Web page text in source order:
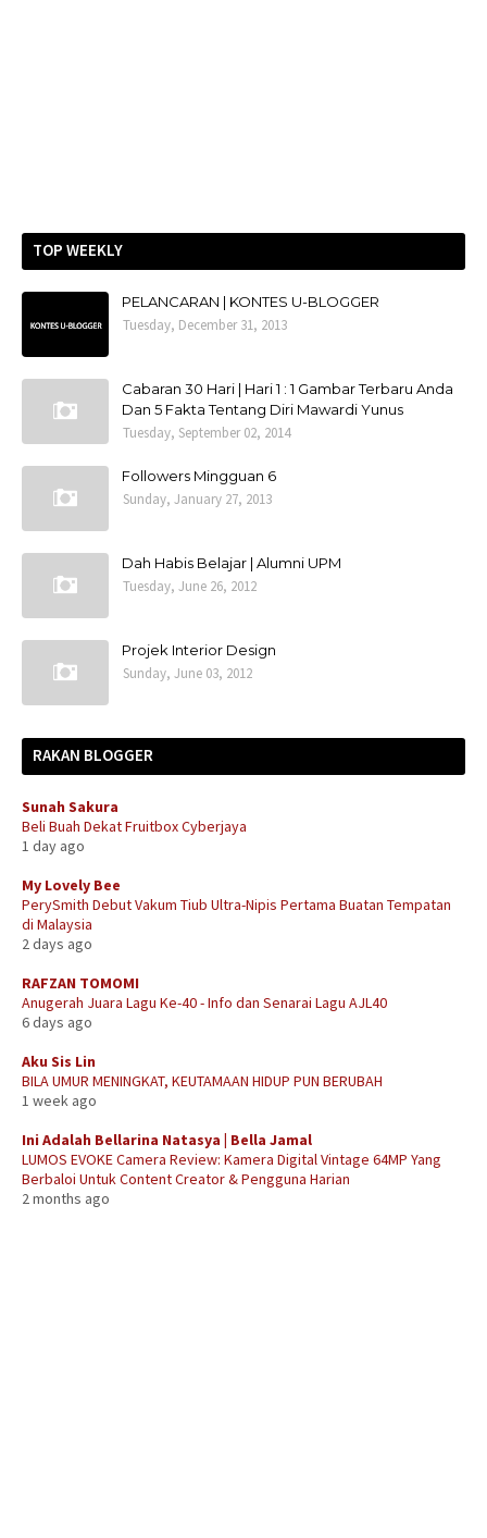
TOP WEEKLY
PELANCARAN | KONTES U-BLOGGER
Tuesday, December 31, 2013
Cabaran 30 Hari | Hari 1 : 1 Gambar Terbaru Anda
Dan 5 Fakta Tentang Diri Mawardi Yunus
Tuesday, September 02, 2014
Followers Mingguan 6
Sunday, January 27, 2013
Dah Habis Belajar | Alumni UPM
Tuesday, June 26, 2012
Projek Interior Design
Sunday, June 03, 2012
RAKAN BLOGGER
Sunah Sakura
Beli Buah Dekat Fruitbox Cyberjaya
1 day ago
My Lovely Bee
PerySmith Debut Vakum Tiub Ultra-Nipis Pertama Buatan Tempatan
di Malaysia
2 days ago
RAFZAN TOMOMI
Anugerah Juara Lagu Ke-40 - Info dan Senarai Lagu AJL40
6 days ago
Aku Sis Lin
BILA UMUR MENINGKAT, KEUTAMAAN HIDUP PUN BERUBAH
1 week ago
Ini Adalah Bellarina Natasya | Bella Jamal
LUMOS EVOKE Camera Review: Kamera Digital Vintage 64MP Yang
Berbaloi Untuk Content Creator & Pengguna Harian
2 months ago